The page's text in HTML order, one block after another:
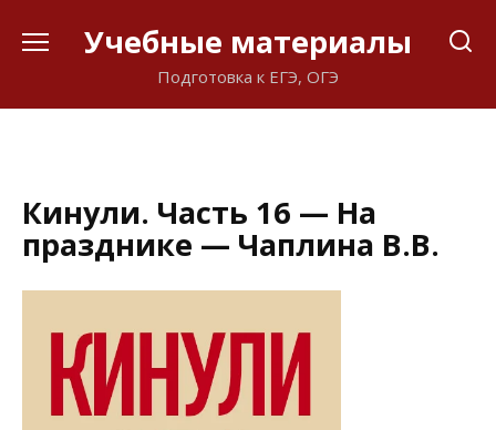
Учебные материалы
Подготовка к ЕГЭ, ОГЭ
Кинули. Часть 16 — На
празднике — Чаплина В.В.